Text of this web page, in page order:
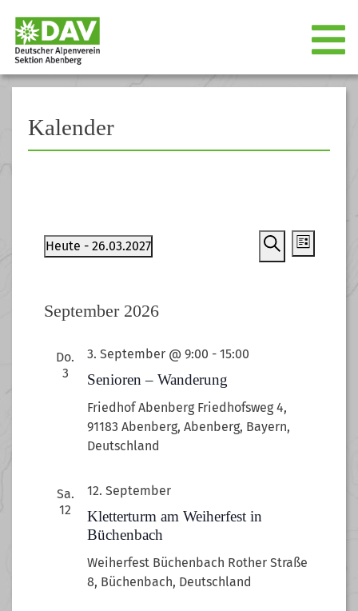
Kalender
Suche
Liste
Heute - 26.03.2027
September 2026
Do.
3
Senioren – Wanderung
3. September @ 9:00 - 15:00
Friedhof Abenberg Friedhofsweg 4,
91183 Abenberg, Abenberg, Bayern,
Deutschland
Sa.
12
Kletterturm am Weiherfest in
Büchenbach
12. September
Weiherfest Büchenbach Rother Straße
8, Büchenbach, Deutschland